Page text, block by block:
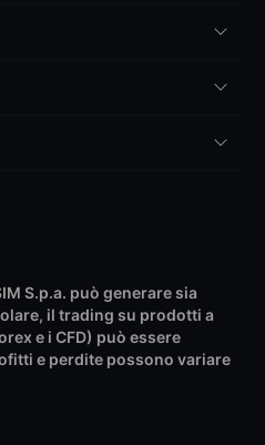
S.p.a. può generare sia
il trading su prodotti a
e i CFD) può essere
e perdite possono variare